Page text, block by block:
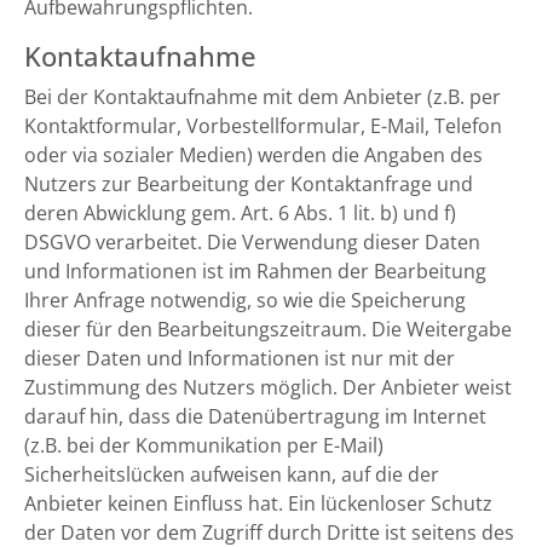
Aufbewahrungspflichten.
Kontaktaufnahme
Bei der Kontaktaufnahme mit dem Anbieter (z.B. per
Kontaktformular, Vorbestellformular, E-Mail, Telefon
oder via sozialer Medien) werden die Angaben des
Nutzers zur Bearbeitung der Kontaktanfrage und
deren Abwicklung gem. Art. 6 Abs. 1 lit. b) und f)
DSGVO verarbeitet. Die Verwendung dieser Daten
und Informationen ist im Rahmen der Bearbeitung
Ihrer Anfrage notwendig, so wie die Speicherung
dieser für den Bearbeitungszeitraum. Die Weitergabe
dieser Daten und Informationen ist nur mit der
Zustimmung des Nutzers möglich. Der Anbieter weist
darauf hin, dass die Datenübertragung im Internet
(z.B. bei der Kommunikation per E-Mail)
Sicherheitslücken aufweisen kann, auf die der
Anbieter keinen Einfluss hat. Ein lückenloser Schutz
der Daten vor dem Zugriff durch Dritte ist seitens des